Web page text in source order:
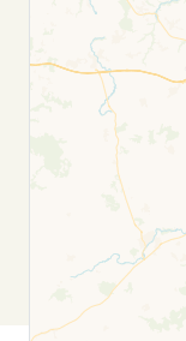
Voir l'agence
Free2Move
LANTIC (C)
7 RUE DE LA
LANTIC, 22410
Voir l'agence